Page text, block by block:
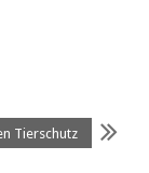
Tierschutz